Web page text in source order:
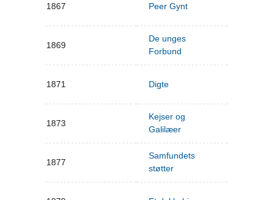
1867 Peer Gynt
1869
De unges
Forbund
1871 Digte
1873
Kejser og
Galilæer
1877
Samfundets
støtter